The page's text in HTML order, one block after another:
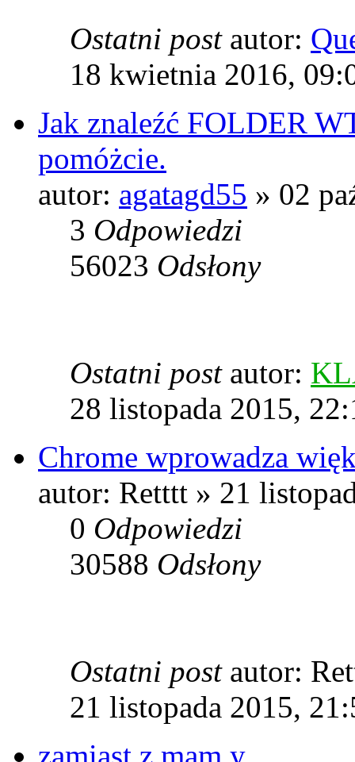
Ostatni post autor:
18 kwietnia 2016,
Jak znaleźć FOLDER
pomóżcie.
autor: agatagd55 » 02
3 Odpowiedzi
56023 Odsłony
Ostatni post autor:
28 listopada 2015,
Chrome wprowadza
autor: Retttt » 21
0 Odpowiedzi
30588 Odsłony
Ostatni post autor:
21 listopada 2015,
zamiast z mam y